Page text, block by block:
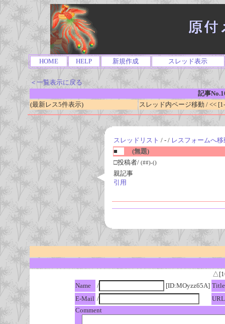
HOME HELP 新規作成 スレッド表示
＜一覧表示に戻る
記事
(最新レス5件表示)
スレッド内ページ移動 / <<
スレッドリスト / - / レスフォームへ移
■
(無題)
□投稿者/ (##)-()
親記事
引用
Name
/ [ID:MOyzz65A] Title
E-Mail /
URL
Comment